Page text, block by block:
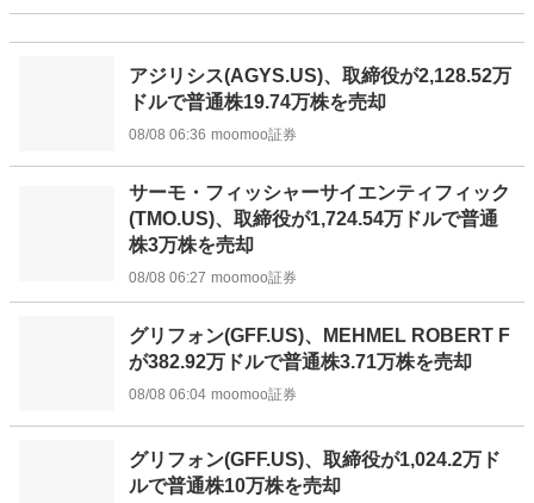
アジリシス(AGYS.US)、取締役が2,128.52万
ドルで普通株19.74万株を売却
08/08 06:36 moomoo証券
サーモ・フィッシャーサイエンティフィック
(TMO.US)、取締役が1,724.54万ドルで普通
株3万株を売却
08/08 06:27 moomoo証券
グリフォン(GFF.US)、MEHMEL ROBERT F
が382.92万ドルで普通株3.71万株を売却
08/08 06:04 moomoo証券
グリフォン(GFF.US)、取締役が1,024.2万ド
ルで普通株10万株を売却